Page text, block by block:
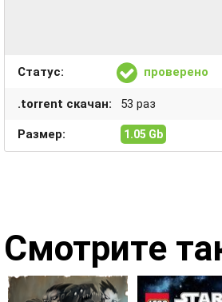
Статус: проверено
.torrent скачан: 53 раз
Размер: 1.05 Gb
Смотрите